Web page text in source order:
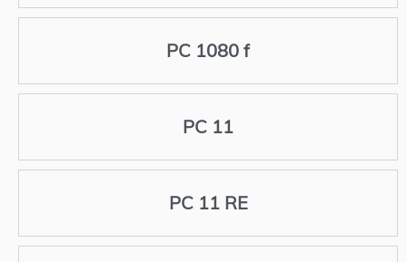
PC 1080 f
PC 11
PC 11 RE